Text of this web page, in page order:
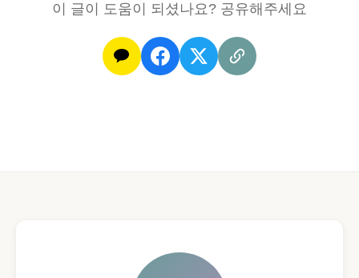
이 글이 도움이 되셨나요? 공유해주세요